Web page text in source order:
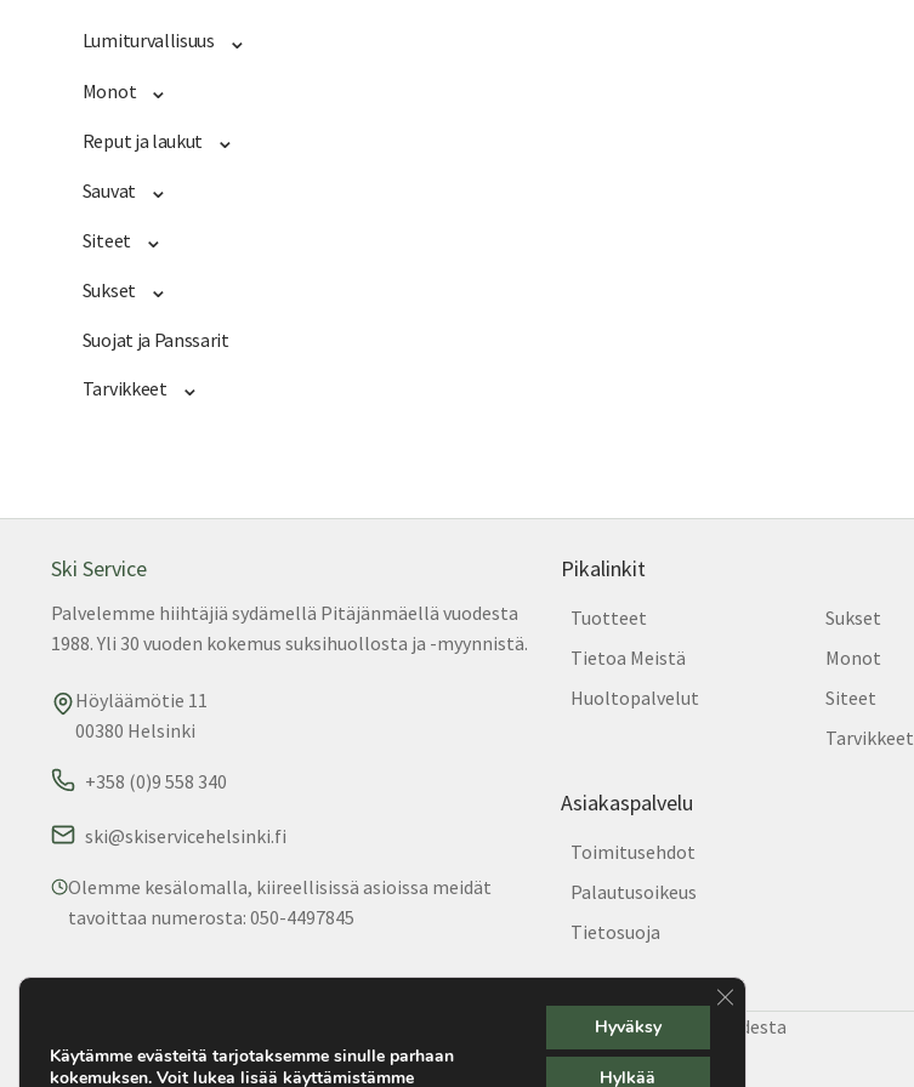
Lumiturvallisuus
Monot
Reput ja laukut
Sauvat
Siteet
Sukset
Suojat ja Panssarit
Tarvikkeet
Ski Service
Palvelemme hiihtäjiä sydämellä Pitäjänmäellä vuodesta
1988. Yli 30 vuoden kokemus suksihuollosta ja -myynnistä.
Höyläämötie 11
00380 Helsinki
+358 (0)9 558 340
ski@skiservicehelsinki.fi
Olemme kesälomalla, kiireellisissä asioissa meidät
tavoittaa numerosta: 050-4497845
Pikalinkit
Tuotteet
Tietoa Meistä
Huoltopalvelut
Sukset
Monot
Siteet
Tarvikkeet
Asiakaspalvelu
Toimitusehdot
Palautusoikeus
Tietosuoja
© 2025 Ski Service. Kaikki oikeudet pidätetään. • Palvelemme Helsingin hiihtäjiä vuodesta
1988.
Käytämme evästeitä tarjotaksemme sinulle parhaan
kokemuksen. Voit lukea lisää käyttämistämme
Hyväksy
Hylkää
Sulje evästebanneri